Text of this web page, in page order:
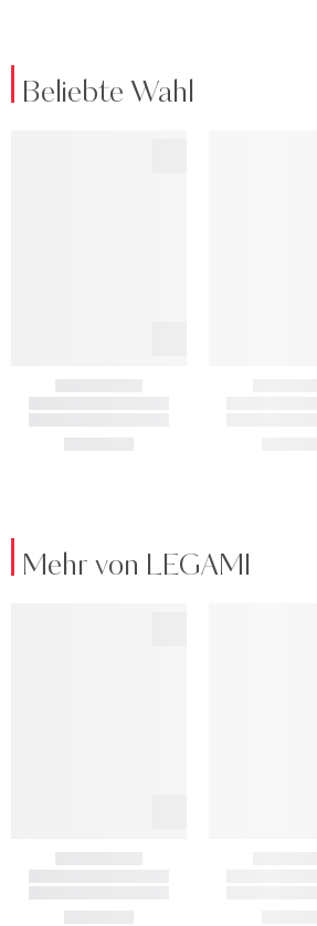
Beliebte Wahl
Mehr von LEGAMI